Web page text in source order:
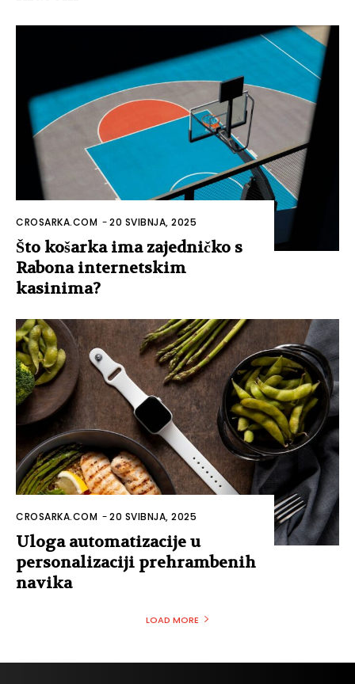
CROSARKA.COM -20 SVIBNJA, 2025
Što košarka ima zajedničko s
Rabona internetskim
kasinima?
CROSARKA.COM -20 SVIBNJA, 2025
Uloga automatizacije u
personalizaciji prehrambenih
navika
LOAD MORE